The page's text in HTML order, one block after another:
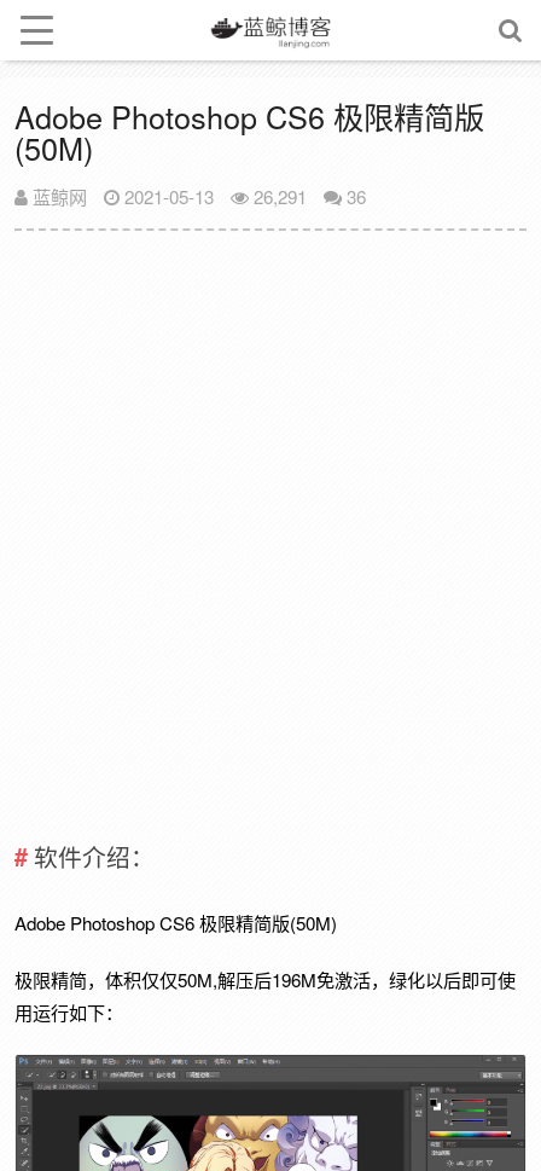
Adobe Photoshop CS6 极限精简版
(50M)
蓝鲸网 2021-05-13 26,291 36
软件介绍：
Adobe Photoshop CS6 极限精简版(50M)
极限精简，体积仅仅50M,解压后196M免激活，绿化以后即可使
用运行如下：